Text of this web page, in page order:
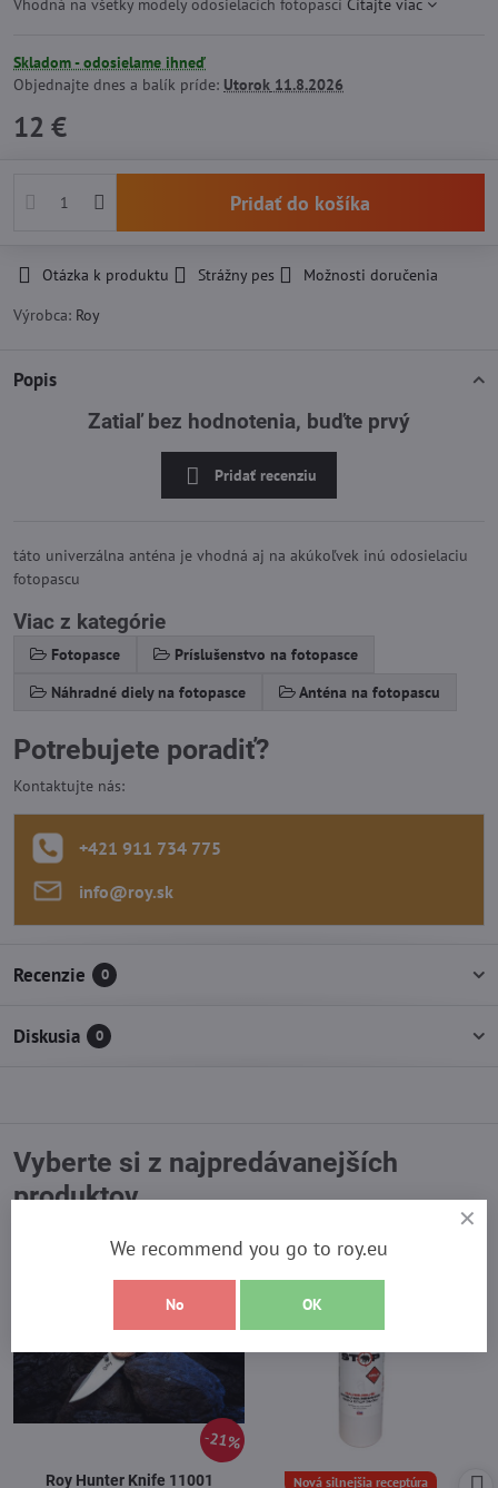
Vhodná na všetky modely odosielacích fotopascí Čítajte viac
Skladom - odosielame ihneď
Objednajte dnes a balík príde: Utorok 11.8.2026
12 €
Pridať do košíka
Otázka k produktu Strážny pes
Možnosti doručenia
Výrobca: Roy
Popis
Zatiaľ bez hodnotenia, buďte prvý
Pridať recenziu
táto univerzálna anténa je vhodná aj na akúkoľvek inú odosielaciu
fotopascu
Viac z kategórie
Fotopasce
Príslušenstvo na fotopasce
Náhradné diely na fotopasce
Anténa na fotopascu
Potrebujete poradiť?
Kontaktujte nás:
+421 911 734 775
info​@roy​.sk
Recenzie 0
Diskusia 0
Vyberte si z najpredávanejších
produktov
21%
Roy Hunter Knife 11001 Nová silnejšia receptúra
We recommend you go to roy.eu
No OK